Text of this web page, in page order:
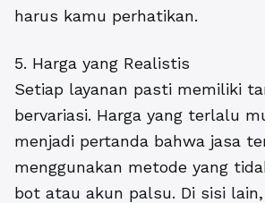
harus kamu perhatikan.
5. Harga yang Realistis
Setiap layanan pasti memiliki
bervariasi. Harga yang terlalu
menjadi pertanda bahwa jasa
menggunakan metode yang
bot atau akun palsu. Di sisi